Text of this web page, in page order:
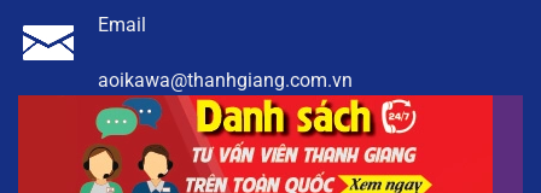
Email
aoikawa@thanhgiang.com.vn